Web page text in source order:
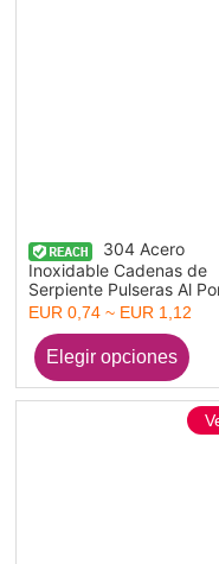
304 Acero
Inoxidable Cadenas de
Serpiente Pulseras Al
Mayor, Enchapado al
Unisex Elegante
Regalo Suministro de
Joyería, 1 Unidad
EUR 0,74 ~ EUR 1,12